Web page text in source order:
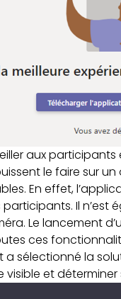
aux
le faire sur
En effet,
Il n’est
Le lancement
ces
sélectionné la
et